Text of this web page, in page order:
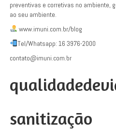
preventivas e corretivas no ambiente,
ao seu ambiente.
www.imuni.com.br/blog
Tel/Whatsapp: 16 3976-2000
contato@imuni.com.br
sanitização